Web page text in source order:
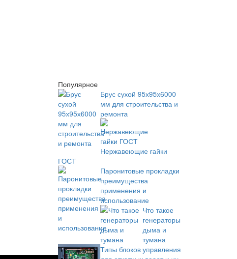
Популярное
Брус сухой 95х95х6000
мм для строительства и
ремонта
Нержавеющие гайки
ГОСТ
Паронитовые прокладки
преимущества
применения и
использование
Что такое
генераторы
дыма и
тумана
Типы блоков управления